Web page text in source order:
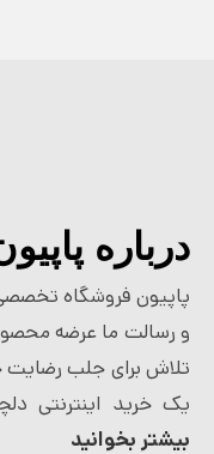
درباره
پاپیون فروشگاه
و رسالت ما عرضه
تلاش برای جلب رضایت
یک خرید اینترنتی
بیشتر بخوانید